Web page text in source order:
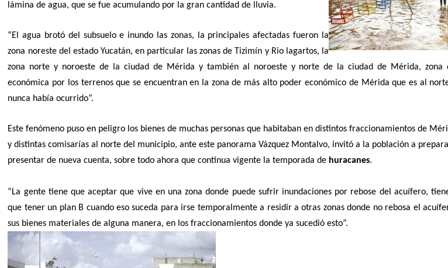
lámina de agua, que se fue acumulando por la gran cantidad de lluvia.
“El agua brotó del subsuelo e inundo las zonas, la principales afectadas fueron la
zona noreste del estado Yucatán, en particular las zonas de Tizimín y Rio lagartos, la
zona norte y noroeste de la ciudad de Mérida y también al noroeste y norte de la ciudad de Mérida, zona
económica por los terrenos que se encuentran en la zona de más alto poder económico de Mérida que es al
nunca había ocurrido”.
Este fenómeno puso en peligro los bienes de muchas personas que habitaban en distintos fraccionamientos de
y distintas comisarías al norte del municipio, ante este panorama Vázquez Montalvo, invitó a la población a
presentar de nueva cuenta, sobre todo ahora que continua vigente la temporada de huracanes.
“La gente tiene que aceptar que vive en una zona donde puede sufrir inundaciones por rebose del acuífero,
que tener un plan B cuando eso suceda para irse temporalmente a residir a otras zonas donde no rebosa el
sus bienes materiales de alguna manera, en los fraccionamientos donde ya sucedió esto”.